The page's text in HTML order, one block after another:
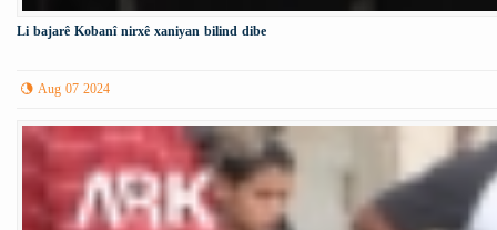
Li bajarê Kobanî nirxê xaniyan bilind dibe
Aug 07 2024